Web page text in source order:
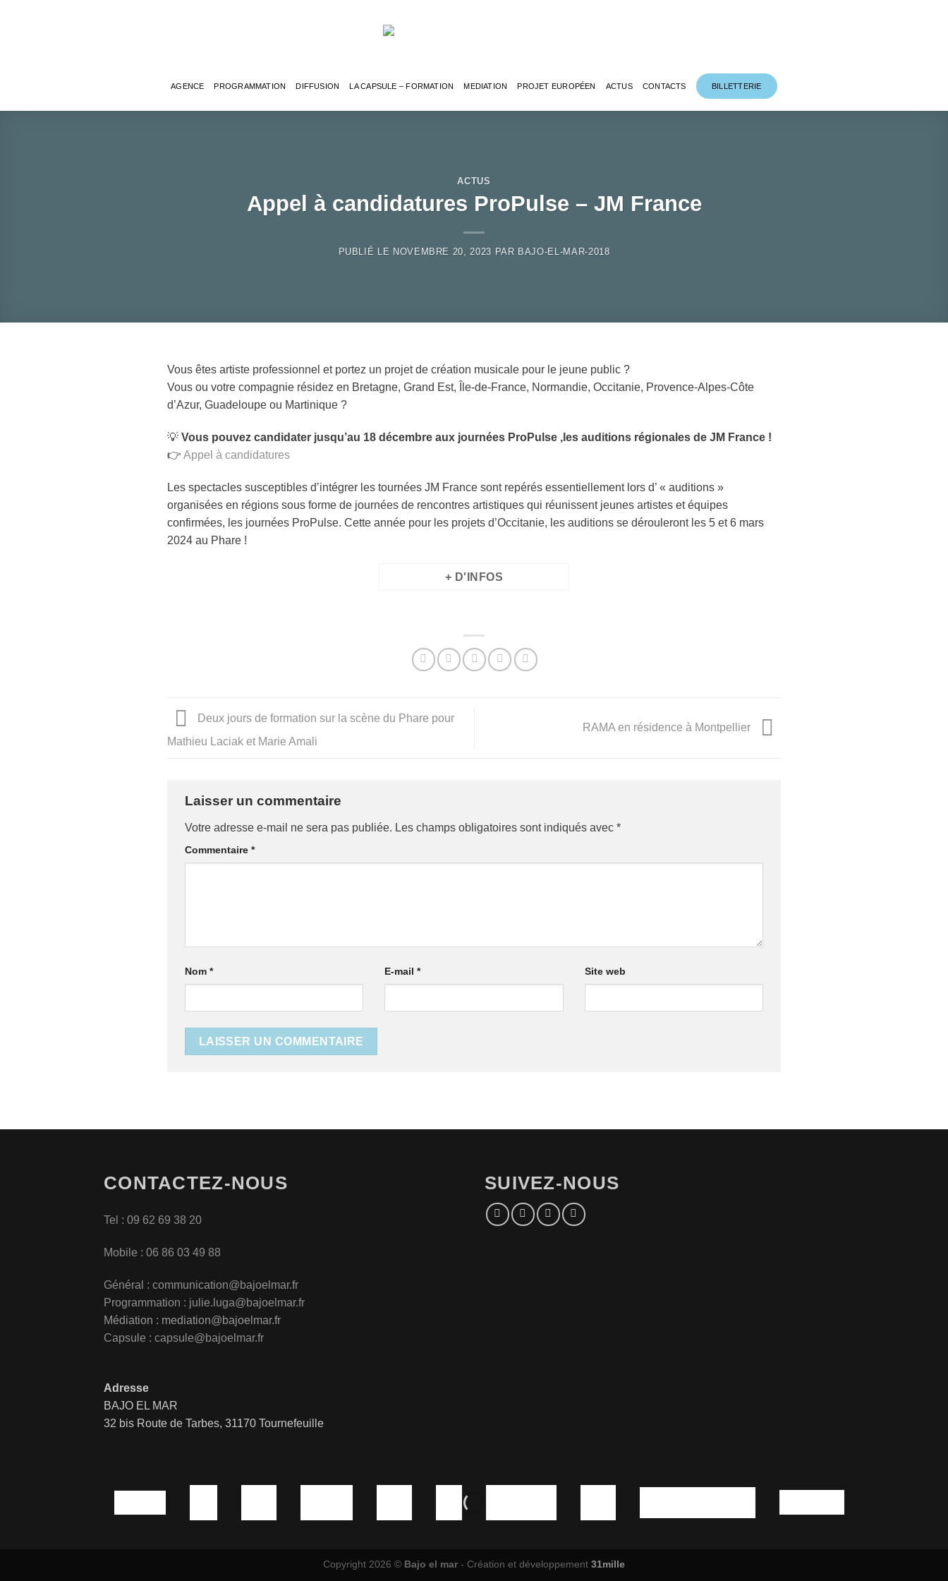
AGENCE PROGRAMMATION DIFFUSION LA CAPSULE – FORMATION MEDIATION PROJET EUROPÉEN ACTUS CONTACTS BILLETTERIE
ACTUS
Appel à candidatures ProPulse – JM France
PUBLIÉ LE NOVEMBRE 20, 2023 PAR BAJO-EL-MAR-2018
Vous êtes artiste professionnel et portez un projet de création musicale pour le jeune public ?
Vous ou votre compagnie résidez en Bretagne, Grand Est, Île-de-France, Normandie, Occitanie, Provence-Alpes-Côte
d’Azur, Guadeloupe ou Martinique ?
💡 Vous pouvez candidater jusqu’au 18 décembre aux journées ProPulse ,les auditions régionales de JM France !
👉 Appel à candidatures
Les spectacles susceptibles d’intégrer les tournées JM France sont repérés essentiellement lors d’ « auditions »
organisées en régions sous forme de journées de rencontres artistiques qui réunissent jeunes artistes et équipes
confirmées, les journées ProPulse. Cette année pour les projets d’Occitanie, les auditions se dérouleront les 5 et 6 mars
2024 au Phare !
+ D'INFOS
Deux jours de formation sur la scène du Phare pour
Mathieu Laciak et Marie Amali
RAMA en résidence à Montpellier
Laisser un commentaire
Votre adresse e-mail ne sera pas publiée. Les champs obligatoires sont indiqués avec *
Commentaire *
Nom * E-mail* Site web
CONTACTEZ-NOUS
Tel : 09 62 69 38 20
Mobile : 06 86 03 49 88
Général : communication@bajoelmar.fr
Programmation : julie.luga@bajoelmar.fr
Médiation : mediation@bajoelmar.fr
Capsule : capsule@bajoelmar.fr
Adresse
BAJO EL MAR
32 bis Route de Tarbes, 31170 Tournefeuille
SUIVEZ-NOUS
Copyright 2026 © Bajo el mar - Création et développement 31mille